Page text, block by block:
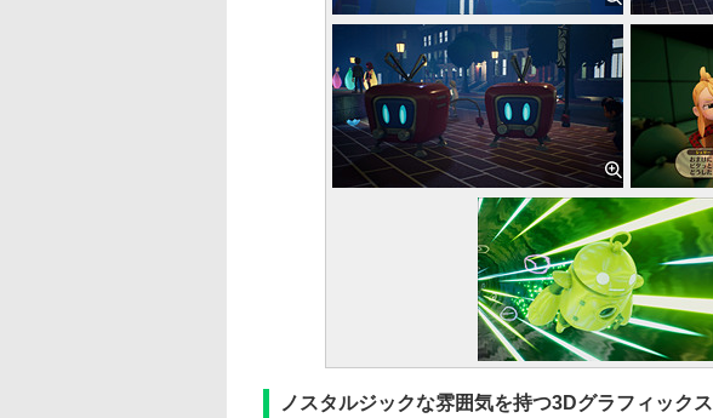
ノスタルジックな雰囲気を持つ3Dグラフィックス